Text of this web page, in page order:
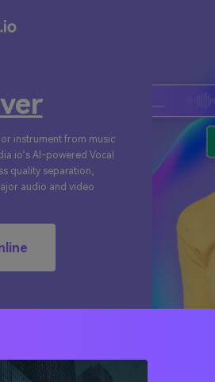
or instrument from music
AI-powered Vocal
quality separation,
audio and video